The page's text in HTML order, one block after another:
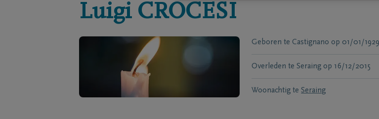
Luigi CROCESI
Geboren te Castignano op 01/01/1929
Overleden te Seraing op 16/12/2015
Woonachtig te Seraing